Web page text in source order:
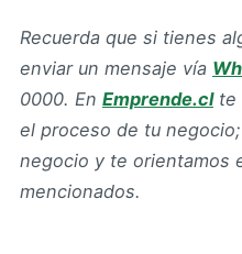
Recuerda que si tienes
enviar un mensaje vía
0000. En Emprende.clte
el proceso de tu
negocio y te orientamos
mencionados.